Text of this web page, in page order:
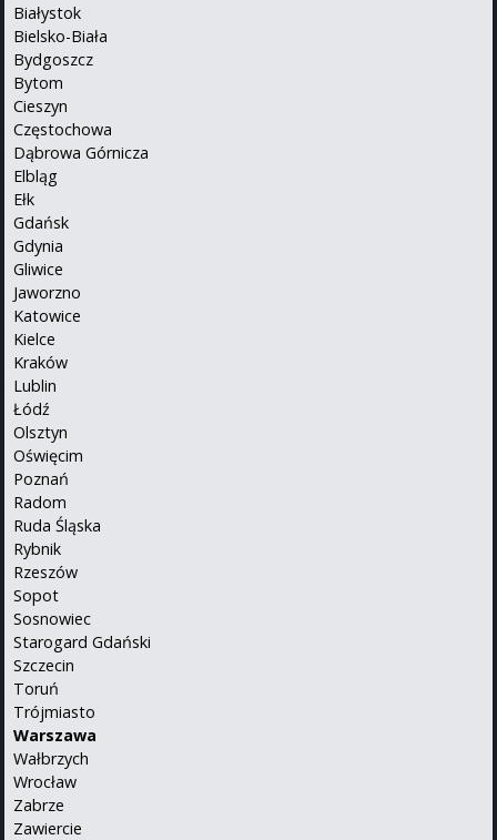
Białystok
Bielsko-Biała
Bydgoszcz
Bytom
Cieszyn
Częstochowa
Dąbrowa Górnicza
Elbląg
Ełk
Gdańsk
Gdynia
Gliwice
Jaworzno
Katowice
Kielce
Kraków
Lublin
Łódź
Olsztyn
Oświęcim
Poznań
Radom
Ruda Śląska
Rybnik
Rzeszów
Sopot
Sosnowiec
Starogard Gdański
Szczecin
Toruń
Trójmiasto
Warszawa
Wałbrzych
Wrocław
Zabrze
Zawiercie